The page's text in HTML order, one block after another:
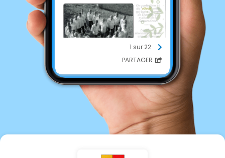
1 sur 22
PARTAGER